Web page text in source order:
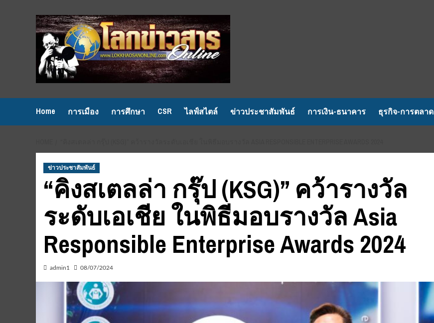
Home การเมือง การศึกษา CSR ไลฟ์สไตล์ ข่าวประชาสัมพันธ์ การเงิน-ธนาคาร ธุรกิจ-การตลาด
ข่าวประชาสัมพันธ์
“คิงสเตลล่า กรุ๊ป (KSG)” คว้ารางวัล
ระดับเอเชีย ในพิธีมอบรางวัล Asia
Responsible Enterprise Awards 2024
admin1 08/07/2024